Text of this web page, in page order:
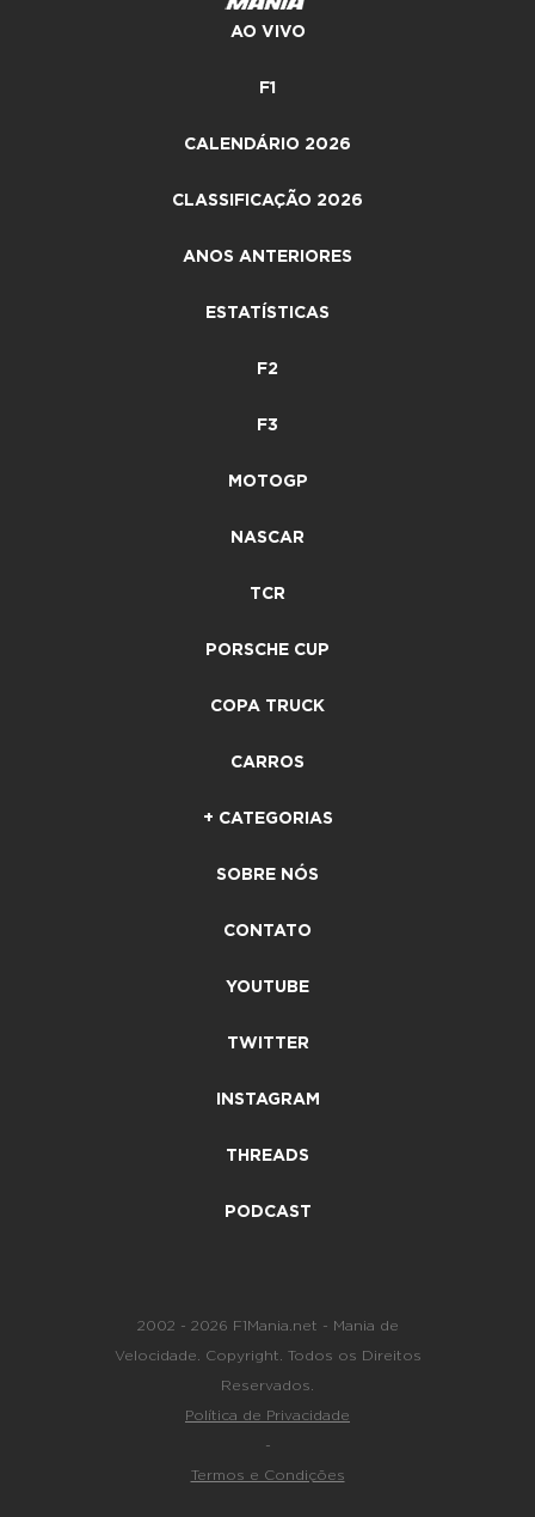
AO VIVO
F1
CALENDÁRIO 2026
CLASSIFICAÇÃO 2026
ANOS ANTERIORES
ESTATÍSTICAS
F2
F3
MOTOGP
NASCAR
TCR
PORSCHE CUP
COPA TRUCK
CARROS
+ CATEGORIAS
SOBRE NÓS
CONTATO
YOUTUBE
TWITTER
INSTAGRAM
THREADS
PODCAST
2002 - 2026 F1Mania.net - Mania de
Velocidade. Copyright. Todos os Direitos
Reservados.
Política de Privacidade
-
Termos e Condições